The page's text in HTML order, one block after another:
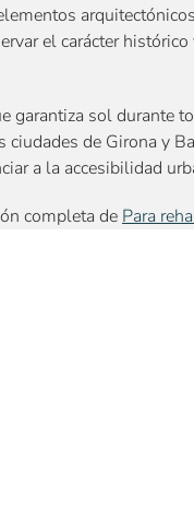
el carácter
garantiza sol durante
de Girona y
a la accesibilidad
completa de Para